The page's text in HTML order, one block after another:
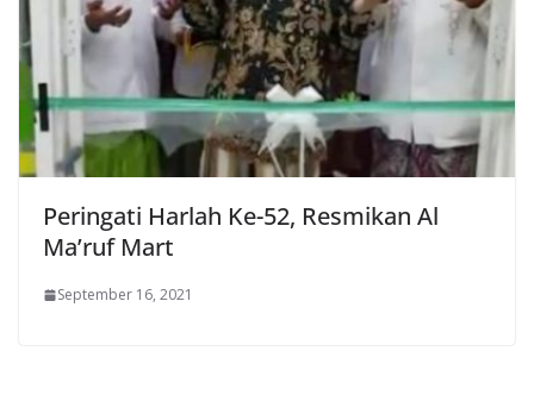
Peringati Harlah Ke-52, Resmikan Al
Ma’ruf Mart
September 16, 2021